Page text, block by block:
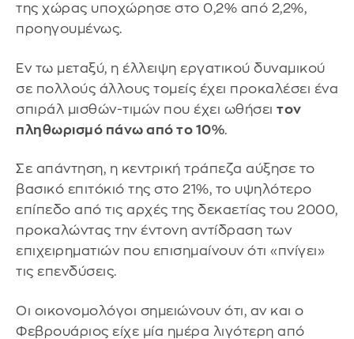
της χώρας υποχώρησε στο 0,2% από 2,2%,
προηγουμένως.
Εν τω μεταξύ, η έλλειψη εργατικού δυναμικού
σε πολλούς άλλους τομείς έχει προκαλέσει ένα
σπιράλ μισθών-τιμών που έχει ωθήσει τον
πληθωρισμό πάνω από το 10%.
Σε απάντηση, η κεντρική τράπεζα αύξησε το
βασικό επιτόκιό της στο 21%, το υψηλότερο
επίπεδο από τις αρχές της δεκαετίας του 2000,
προκαλώντας την έντονη αντίδραση των
επιχειρηματιών που επισημαίνουν ότι «πνίγει»
τις επενδύσεις.
Οι οικονομολόγοι σημειώνουν ότι, αν και ο
Φεβρουάριος είχε μία ημέρα λιγότερη από